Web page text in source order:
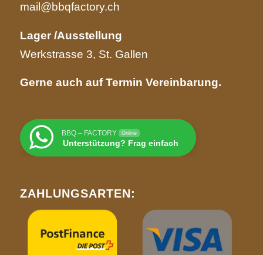
mail@bbqfactory.ch
Lager /Ausstellung
Werkstrasse 3, St. Gallen
Gerne auch auf Termin Vereinbarung.
BBQ – FACTORY Online
Unterstützung? Frag einfach
ZAHLUNGSARTEN: